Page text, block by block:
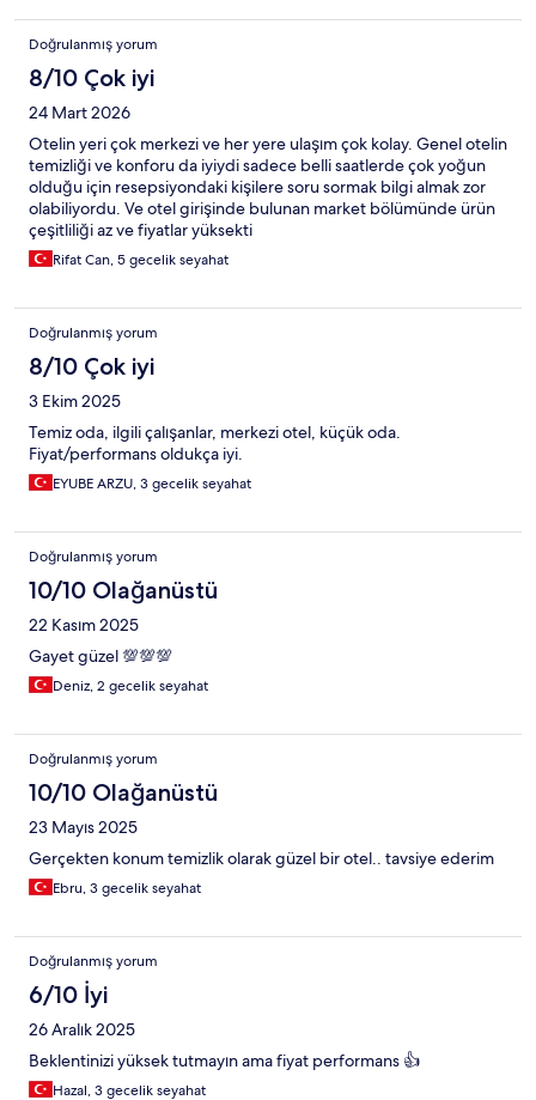
Doğrulanmış yorum
8/10 Çok iyi
24 Mart 2026
Otelin yeri çok merkezi ve her yere ulaşım çok kolay. Genel otelin
temizliği ve konforu da iyiydi sadece belli saatlerde çok yoğun
olduğu için resepsiyondaki kişilere soru sormak bilgi almak zor
olabiliyordu. Ve otel girişinde bulunan market bölümünde ürün
çeşitliliği az ve fiyatlar yüksekti
Rifat Can, 5 gecelik seyahat
Doğrulanmış yorum
8/10 Çok iyi
3 Ekim 2025
Temiz oda, ilgili çalışanlar, merkezi otel, küçük oda.
Fiyat/performans oldukça iyi.
EYUBE ARZU, 3 gecelik seyahat
Doğrulanmış yorum
10/10 Olağanüstü
22 Kasım 2025
Gayet güzel 💯💯💯
Deniz, 2 gecelik seyahat
Doğrulanmış yorum
10/10 Olağanüstü
23 Mayıs 2025
Gerçekten konum temizlik olarak güzel bir otel.. tavsiye ederim
Ebru, 3 gecelik seyahat
Doğrulanmış yorum
6/10 İyi
26 Aralık 2025
Beklentinizi yüksek tutmayın ama fiyat performans 👍
Hazal, 3 gecelik seyahat